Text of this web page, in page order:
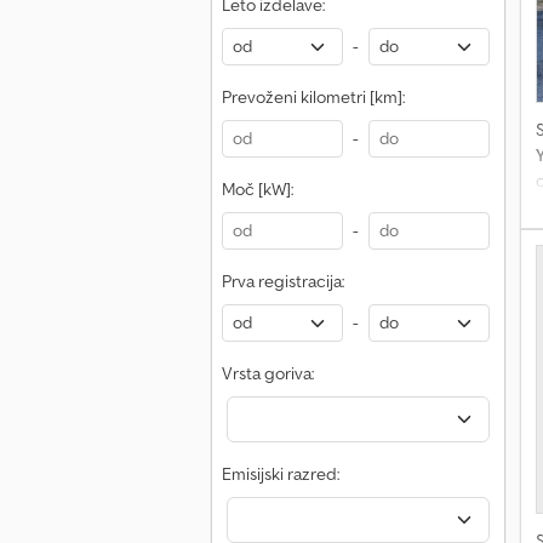
Leto izdelave:
-
Prevoženi kilometri [km]:
-
Moč [kW]:
-
Prva registracija:
-
Vrsta goriva:
Emisijski razred: